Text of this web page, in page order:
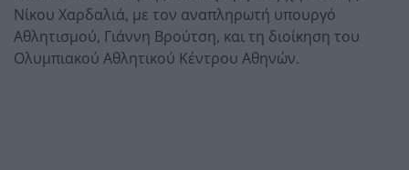
Νίκου Χαρδαλιά, με τον αναπληρωτή υπουργό
Αθλητισμού, Γιάννη Βρούτση, και τη διοίκηση του
Ολυμπιακού Αθλητικού Κέντρου Αθηνών.